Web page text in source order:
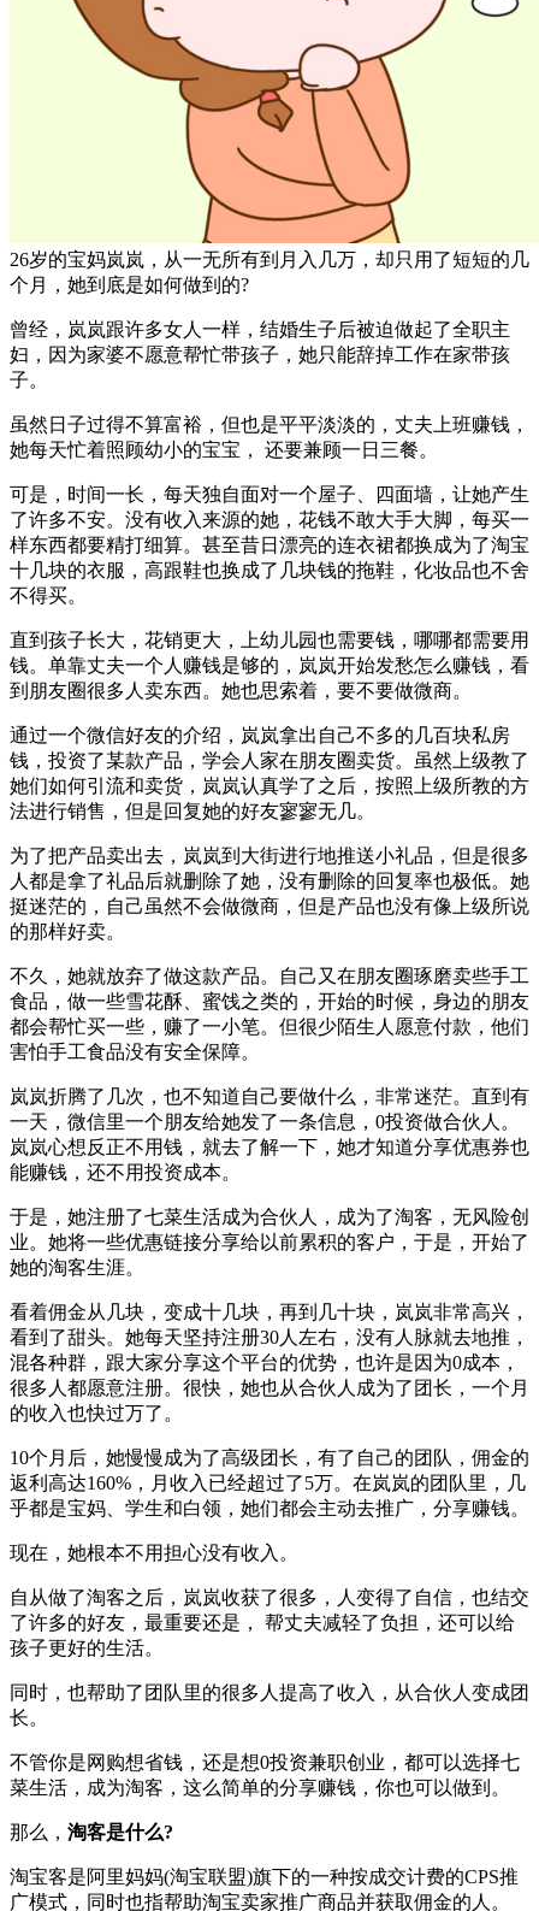
26岁的宝妈岚岚，从一无所有到月入几万，却只用了短短的几
个月，她到底是如何做到的?
曾经，岚岚跟许多女人一样，结婚生子后被迫做起了全职主
妇，因为家婆不愿意帮忙带孩子，她只能辞掉工作在家带孩
子。
虽然日子过得不算富裕，但也是平平淡淡的，丈夫上班赚钱，
她每天忙着照顾幼小的宝宝， 还要兼顾一日三餐。
可是，时间一长，每天独自面对一个屋子、四面墙，让她产生
了许多不安。没有收入来源的她，花钱不敢大手大脚，每买一
样东西都要精打细算。甚至昔日漂亮的连衣裙都换成为了淘宝
十几块的衣服，高跟鞋也换成了几块钱的拖鞋，化妆品也不舍
不得买。
直到孩子长大，花销更大，上幼儿园也需要钱，哪哪都需要用
钱。单靠丈夫一个人赚钱是够的，岚岚开始发愁怎么赚钱，看
到朋友圈很多人卖东西。她也思索着，要不要做微商。
通过一个微信好友的介绍，岚岚拿出自己不多的几百块私房
钱，投资了某款产品，学会人家在朋友圈卖货。虽然上级教了
她们如何引流和卖货，岚岚认真学了之后，按照上级所教的方
法进行销售，但是回复她的好友寥寥无几。
为了把产品卖出去，岚岚到大街进行地推送小礼品，但是很多
人都是拿了礼品后就删除了她，没有删除的回复率也极低。她
挺迷茫的，自己虽然不会做微商，但是产品也没有像上级所说
的那样好卖。
不久，她就放弃了做这款产品。自己又在朋友圈琢磨卖些手工
食品，做一些雪花酥、蜜饯之类的，开始的时候，身边的朋友
都会帮忙买一些，赚了一小笔。但很少陌生人愿意付款，他们
害怕手工食品没有安全保障。
岚岚折腾了几次，也不知道自己要做什么，非常迷茫。直到有
一天，微信里一个朋友给她发了一条信息，0投资做合伙人。
岚岚心想反正不用钱，就去了解一下，她才知道分享优惠券也
能赚钱，还不用投资成本。
于是，她注册了七菜生活成为合伙人，成为了淘客，无风险创
业。她将一些优惠链接分享给以前累积的客户，于是，开始了
她的淘客生涯。
看着佣金从几块，变成十几块，再到几十块，岚岚非常高兴，
看到了甜头。她每天坚持注册30人左右，没有人脉就去地推，
混各种群，跟大家分享这个平台的优势，也许是因为0成本，
很多人都愿意注册。很快，她也从合伙人成为了团长，一个月
的收入也快过万了。
10个月后，她慢慢成为了高级团长，有了自己的团队，佣金的
返利高达160%，月收入已经超过了5万。在岚岚的团队里，几
乎都是宝妈、学生和白领，她们都会主动去推广，分享赚钱。
现在，她根本不用担心没有收入。
自从做了淘客之后，岚岚收获了很多，人变得了自信，也结交
了许多的好友，最重要还是， 帮丈夫减轻了负担，还可以给
孩子更好的生活。
同时，也帮助了团队里的很多人提高了收入，从合伙人变成团
长。
不管你是网购想省钱，还是想0投资兼职创业，都可以选择七
菜生活，成为淘客，这么简单的分享赚钱，你也可以做到。
那么， 淘客是什么?
淘宝客是阿里妈妈(淘宝联盟)旗下的一种按成交计费的CPS推
广模式，同时也指帮助淘宝卖家推广商品并获取佣金的人。